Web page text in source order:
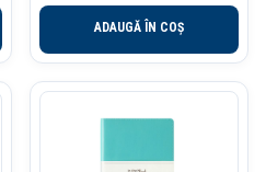
ADAUGĂ ÎN COȘ